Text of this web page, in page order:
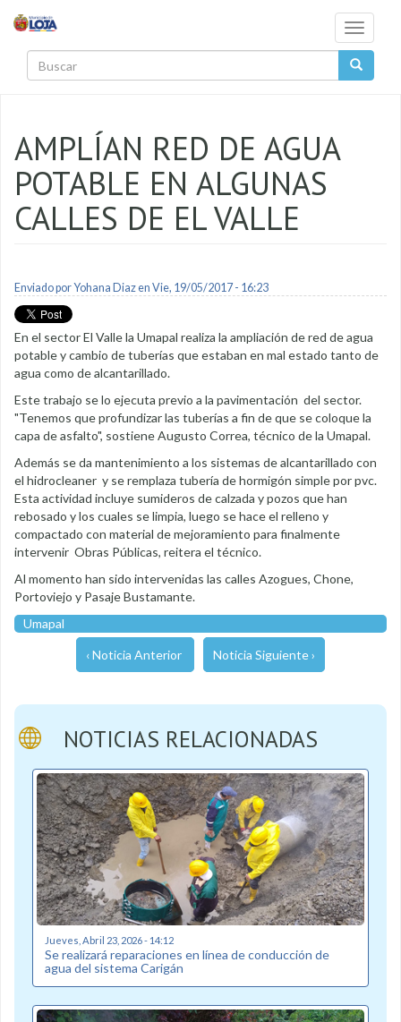
Toggle
AMPLÍAN RED DE AGUA
POTABLE EN ALGUNAS
CALLES DE EL VALLE
Enviado porYohana Diazen Vie, 19/05/2017 - 16:23
En el sector El Valle la Umapal realiza la ampliación de red de agua
potable y cambio de tuberías que estaban en mal estado tanto de
agua como de alcantarillado.
Este trabajo se lo ejecuta previo a la pavimentación del sector.
"Tenemos que profundizar las tuberías a fin de que se coloque la
capa de asfalto", sostiene Augusto Correa, técnico de la Umapal.
Además se da mantenimiento a los sistemas de alcantarillado con
el hidrocleaner y se remplaza tubería de hormigón simple por pvc.
Esta actividad incluye sumideros de calzada y pozos que han
rebosado y los cuales se limpia, luego se hace el relleno y
compactado con material de mejoramiento para finalmente
intervenir Obras Públicas, reitera el técnico.
Al momento han sido intervenidas las calles Azogues, Chone,
Portoviejo y Pasaje Bustamante.
Umapal
‹ Noticia Anterior Noticia Siguiente ›
NOTICIAS RELACIONADAS
Jueves, Abril 23, 2026 - 14:12
Se realizará reparaciones en línea de conducción de
agua del sistema Carigán